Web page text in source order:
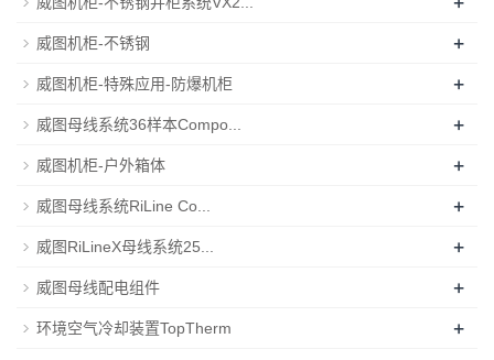
威图机柜-不锈钢 +
威图机柜-特殊应用-防爆机柜 +
威图母线系统36样本Compo... +
威图机柜-户外箱体 +
威图母线系统RiLine Co... +
威图RiLineX母线系统25... +
威图母线配电组件 +
环境空气冷却装置TopTherm +